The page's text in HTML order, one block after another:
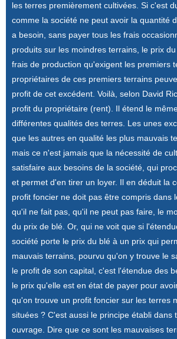
les terres premièrement cultivées. Si c'est
comme la société ne peut avoir la quantité
a besoin, sans payer tous les frais
produits sur les moindres terrains, le prix
frais de production qu'exigent les premiers
propriétaires de ces premiers terrains
profit de cet excédent. Voilà, selon David
profit du propriétaire (rent). Il étend le
différentes qualités des terres. Les unes
que les autres en qualité les plus mauvais
mais ce n'est jamais que la nécessité de
satisfaire aux besoins de la société, qui
et permet d'en tirer un loyer. Il en déduit la
profit foncier ne doit pas être compris dans
qu'il ne fait pas, qu'il ne peut pas faire, le
du prix de blé. Or, qui ne voit que si
société porte le prix du blé à un prix qui
mauvais terrains, pourvu qu'on y trouve le
le profit de son capital, c'est l'étendue des
le prix qu'elle est en état de payer pour
qu'on trouve un profit foncier sur les terres
situées ? C'est aussi le principe établi dans
ouvrage. Dire que ce sont les mauvaises